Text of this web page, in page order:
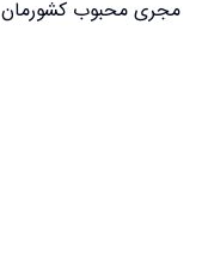
مجری محبوب کشورمان